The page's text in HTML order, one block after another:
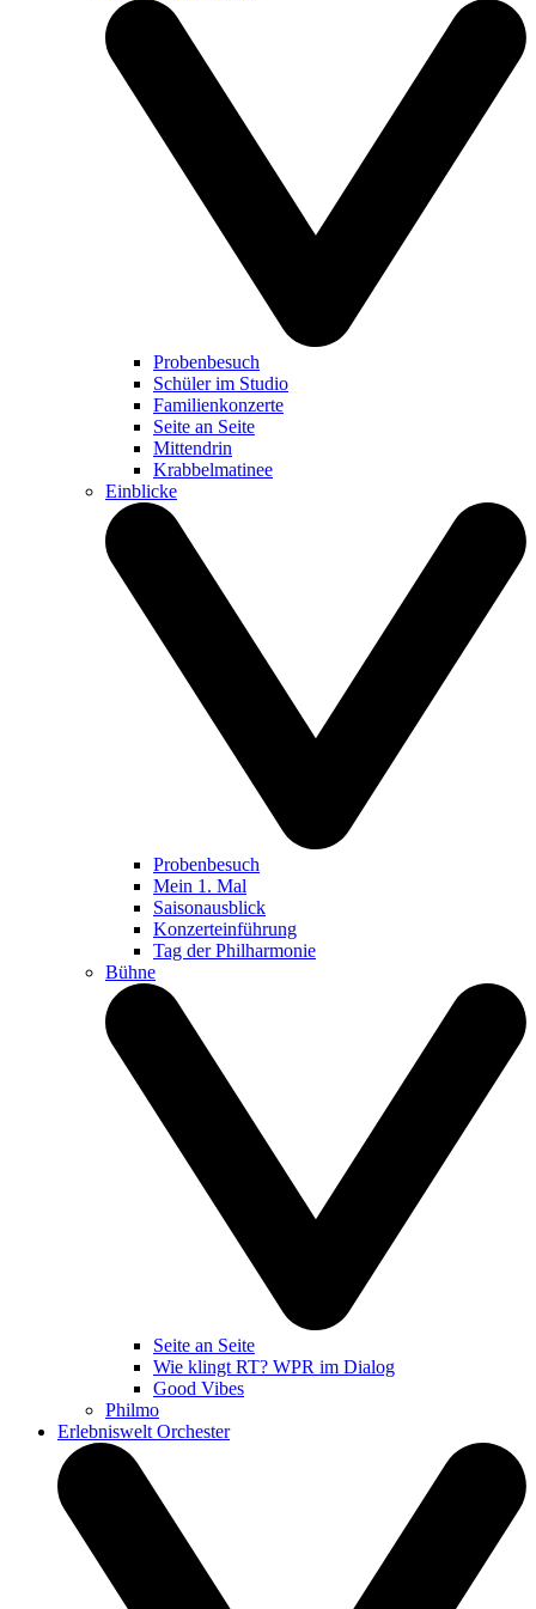
Probenbesuch
Schüler im Studio
Familienkonzerte
Seite an Seite
Mittendrin
Krabbelmatinee
Einblicke
Probenbesuch
Mein 1. Mal
Saisonausblick
Konzerteinführung
Tag der Philharmonie
Bühne
Seite an Seite
Wie klingt RT? WPR im Dialog
Good Vibes
Philmo
Erlebniswelt Orchester